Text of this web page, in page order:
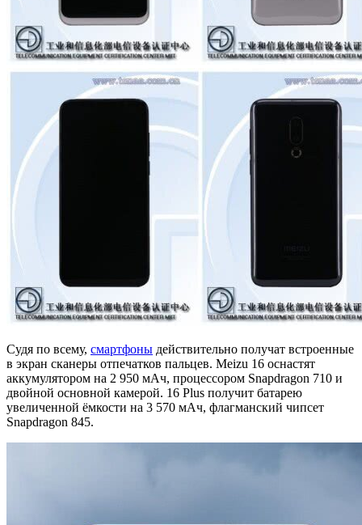
Судя по всему, смартфоны действительно получат встроенные
в экран сканеры отпечатков пальцев. Meizu 16 оснастят
аккумулятором на 2 950 мАч, процессором Snapdragon 710 и
двойной основной камерой. 16 Plus получит батарею
увеличенной ёмкости на 3 570 мАч, флагманский чипсет
Snapdragon 845.